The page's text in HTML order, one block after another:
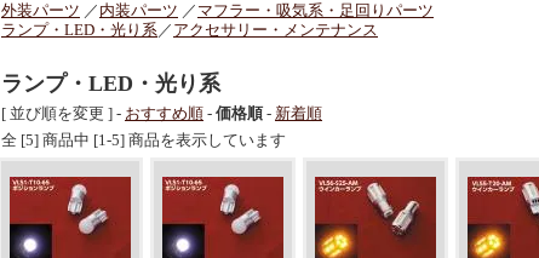
外装パーツ ／ 内装パーツ ／ マフラー・吸気系・足回りパーツ
ランプ・LED・光り系／ アクセサリー・メンテナンス
ランプ・LED・光り系
[ 並び順を変更 ] - おすすめ順 - 価格順- 新着順
全 [5] 商品中 [1-5] 商品を表示しています